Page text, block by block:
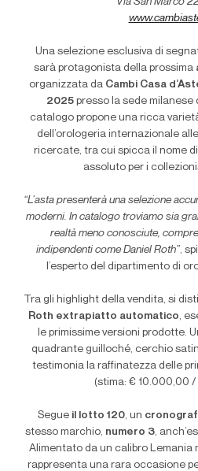
Una selezione esclusiva di
sarà protagonista della prossima
organizzata da Cambi Casa
2025 presso la sede milanese
catalogo propone una ricca
dell’orologeria internazionale
ricercate, tra cui spicca il nome di
assoluto per i
“L’asta presenterà una selezione
moderni. In catalogo troviamo sia
realtà meno conosciute,
indipendenti come Daniel Roth”,
l’esperto del dipartimento di
Tra gli highlight della vendita, si
Roth extrapiatto automatico,
le primissime versioni prodotte.
quadrante guilloché, cerchio
testimonia la raffinatezza delle
(stima: € 10.000,00
Segue il lotto 120, un
stesso marchio, numero 3,
Alimentato da un calibro Lemania
rappresenta una rara occasione